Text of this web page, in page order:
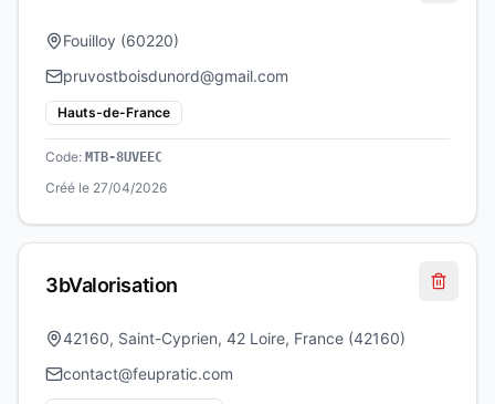
Fouilloy (60220)
pruvostboisdunord@gmail.com
Hauts-de-France
Code: MTB-8UVEEC
Créé le 27/04/2026
3bValorisation
42160, Saint-Cyprien, 42 Loire, France (42160)
contact@feupratic.com